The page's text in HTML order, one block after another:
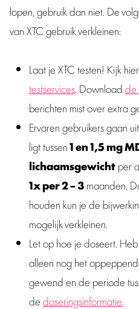
lopen, gebruik dan niet. De
van XTC gebruik verkleinen:
Laat je XTC testen! Kijk
testservices . Downloadde
berichten mist over extra
Ervaren gebruikers gaan
ligt tussen1 en 1,5 mg
lichaamsgewichtper
1x per 2 – 3maanden.
houden kun je de
mogelijk verkleinen.
Let op hoe je doseert.
alleen nog het
gewend en de periode
dedoseringsinformatie